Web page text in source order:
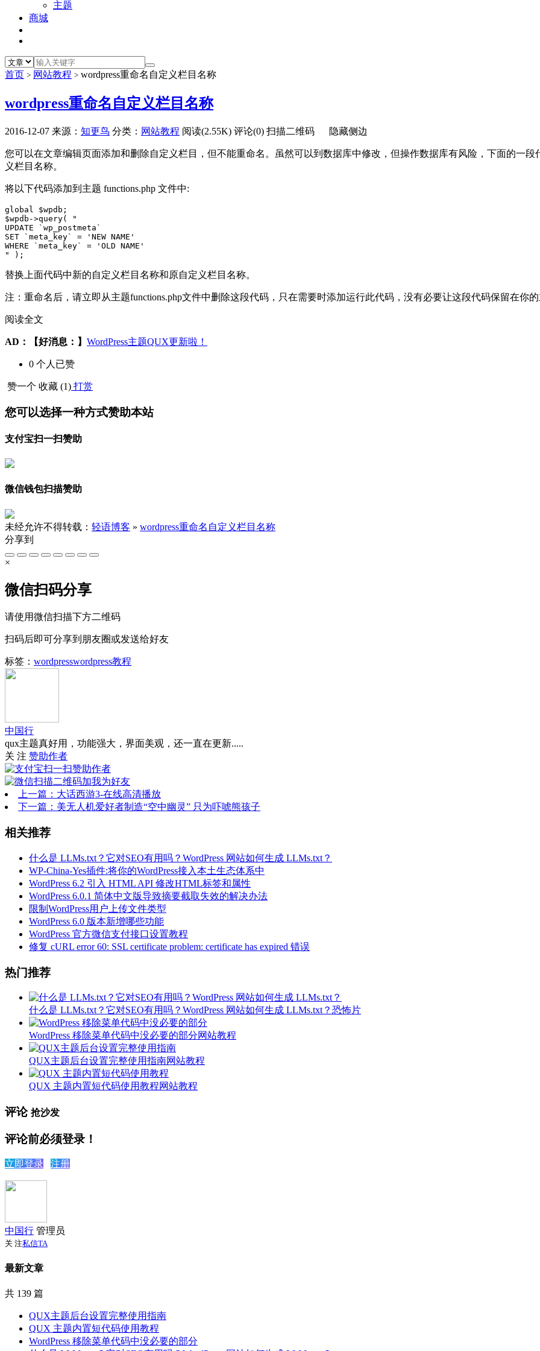
主题
商城
首页 > 网站教程 > wordpress重命名自定义栏目名称
wordpress重命名自定义栏目名称
2016-12-07 来源： 知更鸟 分类： 网站教程 阅读(2.55K) 评论(0) 扫描二维码 隐藏侧边
您可以在文章编辑页面添加和删除自定义栏目，但不能重命名。虽然可以到数据库中修改，但操作数据库有风险，下面的一
义栏目名称。
将以下代码添加到主题 functions.php 文件中:
global $wpdb;
$wpdb->query( "
UPDATE `wp_postmeta`
SET `meta_key` = 'NEW NAME'
WHERE `meta_key` = 'OLD NAME'
" );
替换上面代码中新的自定义栏目名称和原自定义栏目名称。
注：重命名后，请立即从主题functions.php文件中删除这段代码，只在需要时添加运行此代码，没有必要让这段代码保留在你的
阅读全文
AD： 【好消息：】 WordPress主题QUX更新啦！
0 个人 已赞
赞一个 收藏 (1) 打赏
您可以选择一种方式赞助本站
支付宝扫一扫赞助
微信钱包扫描赞助
未经允许不得转载： 轻语博客 » wordpress重命名自定义栏目名称
分享到
×
微信扫码分享
请使用微信扫描下方二维码
扫码后即可分享到朋友圈或发送给好友
标签： wordpresswordpress教程
中国行
qux主题真好用，功能强大，界面美观，还一直在更新.....
关 注 赞助作者
上一篇：大话西游3-在线高清播放
下一篇：美无人机爱好者制造“空中幽灵” 只为吓唬熊孩子
相关推荐
什么是 LLMs.txt？它对SEO有用吗？WordPress 网站如何生成 LLMs.txt？
WP-China-Yes插件:将你的WordPress接入本土生态体系中
WordPress 6.2 引入 HTML API 修改HTML标签和属性
WordPress 6.0.1 简体中文版导致摘要截取失效的解决办法
限制WordPress用户上传文件类型
WordPress 6.0 版本新增哪些功能
WordPress 官方微信支付接口设置教程
修复 cURL error 60: SSL certificate problem: certificate has expired 错误
热门推荐
什么是 LLMs.txt？它对SEO有用吗？WordPress 网站如何生成 LLMs.txt？ 恐怖片
WordPress 移除菜单代码中没必要的部分网站教程
QUX主题后台设置完整使用指南网站教程
QUX 主题内置短代码使用教程网站教程
评论 抢沙发
评论前必须登录！
立即登录 注册
中国行 管理员
关 注私信TA
最新文章
共 139 篇
QUX主题后台设置完整使用指南
QUX 主题内置短代码使用教程
WordPress 移除菜单代码中没必要的部分